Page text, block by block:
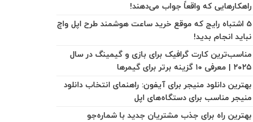
راهکارهایی که واقعاً جواب می‌دهند!
5 اشتباه رایج که موقع خرید ساعت هوشمند طرح اپل واچ
نباید انجام بدید!
مناسب‌ترین کارت گرافیک برای بازی و گیمینگ در سال
۲۰۲۵ | معرفی ۱۰ گزینه برتر برای گیمرها
بهترین دانلود منیجر برای آیفون: راهنمای انتخاب دانلود
منیجر مناسب برای دستگاه‌های اپل
بهترین راه برای جذب مشتریان جدید با شماره‌جو